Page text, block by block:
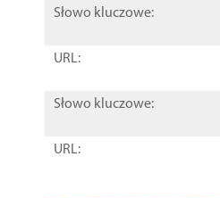
Słowo kluczowe:
URL:
Słowo kluczowe:
URL: